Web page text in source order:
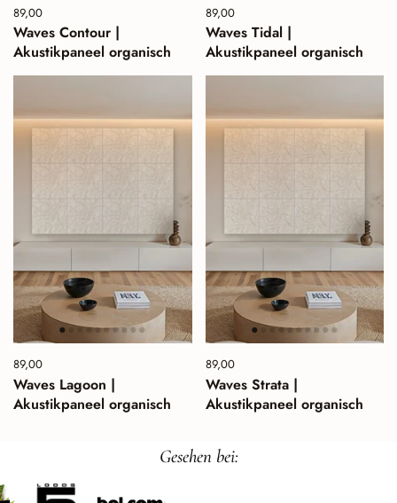
Preis:
89,00
Waves Contour |
Akustikpaneel organisch
Preis:
89,00
Waves Tidal |
Akustikpaneel organisch
Preis:
89,00
Waves Lagoon |
Akustikpaneel organisch
Preis:
89,00
Waves Strata |
Akustikpaneel organisch
Gesehen bei: